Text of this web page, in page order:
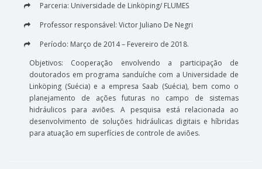
Parceria: Universidade de Linköping/ FLUMES
Professor responsável: Victor Juliano De Negri
Período: Março de 2014 – Fevereiro de 2018.
Objetivos: Cooperação envolvendo a participação de
doutorados em programa sanduíche com a Universidade de
Linköping (Suécia) e a empresa Saab (Suécia), bem como o
planejamento de ações futuras no campo de sistemas
hidráulicos para aviões. A pesquisa está relacionada ao
desenvolvimento de soluções hidráulicas digitais e híbridas
para atuação em superfícies de controle de aviões.